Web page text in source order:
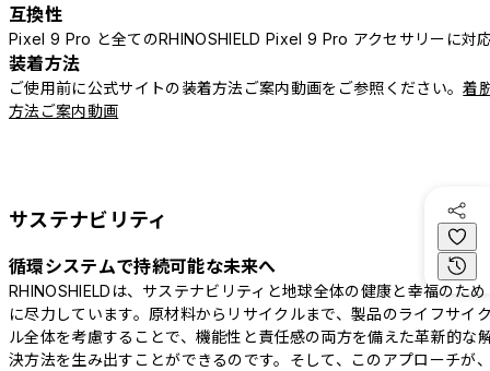
互換性
Pixel 9 Pro と全てのRHINOSHIELD Pixel 9 Pro アクセサリーに対
装着方法
ご使用前に公式サイトの装着方法ご案内動画をご参照ください。着
方法ご案内動画
サステナビリティ
循環システムで持続可能な未来へ
RHINOSHIELDは、サステナビリティと地球全体の健康と幸福のため
に尽力しています。原材料からリサイクルまで、製品のライフサイ
ル全体を考慮することで、機能性と責任感の両方を備えた革新的な
決方法を生み出すことができるのです。そして、このアプローチが